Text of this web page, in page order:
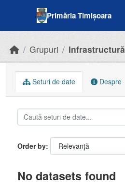
Primăria Timișoara
Grupuri Infrastructură
Seturi de date Despre
Order by
No datasets found